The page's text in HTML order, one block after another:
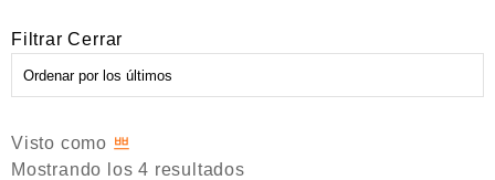
Filtrar Cerrar
Visto como
Mostrando los 4 resultados